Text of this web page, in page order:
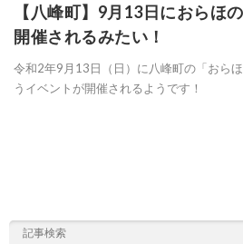
【八峰町】9月13日におらほ
開催されるみたい！
令和2年9月13日（日）に八峰町の「おら
うイベントが開催されるようです！